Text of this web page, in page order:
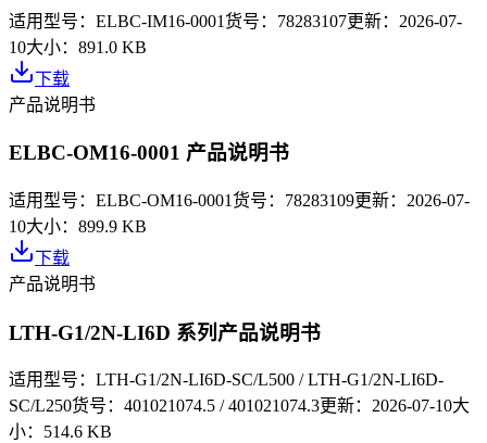
适用型号： ELBC-IM16-0001货号： 78283107更新： 2026-07-
10大小： 891.0 KB
下载
产品说明书
ELBC-OM16-0001 产品说明书
适用型号： ELBC-OM16-0001货号： 78283109更新： 2026-07-
10大小： 899.9 KB
下载
产品说明书
LTH-G1/2N-LI6D 系列产品说明书
适用型号： LTH-G1/2N-LI6D-SC/L500 / LTH-G1/2N-LI6D-
SC/L250货号： 401021074.5 / 401021074.3更新： 2026-07-10大
小： 514.6 KB